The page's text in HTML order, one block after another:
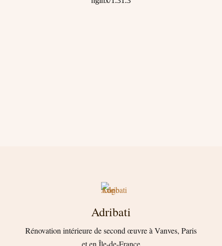
Adribati
Rénovation intérieure de second œuvre à Vanves, Paris
et en Île-de-France